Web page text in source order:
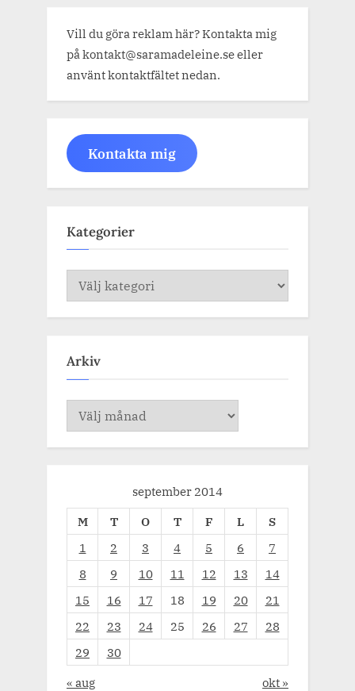
Vill du göra reklam här? Kontakta mig
på kontakt@saramadeleine.se eller
använt kontaktfältet nedan.
Kontakta mig
Kategorier
Kategorier
Arkiv
Arkiv
september 2014
M
T O T F L
S
1
2 3 4 5 6
7
8
9 10 11 12 13
14
15
16 17 18 19 20
21
22
23 24 25 26 27
28
29
30
« aug
okt »